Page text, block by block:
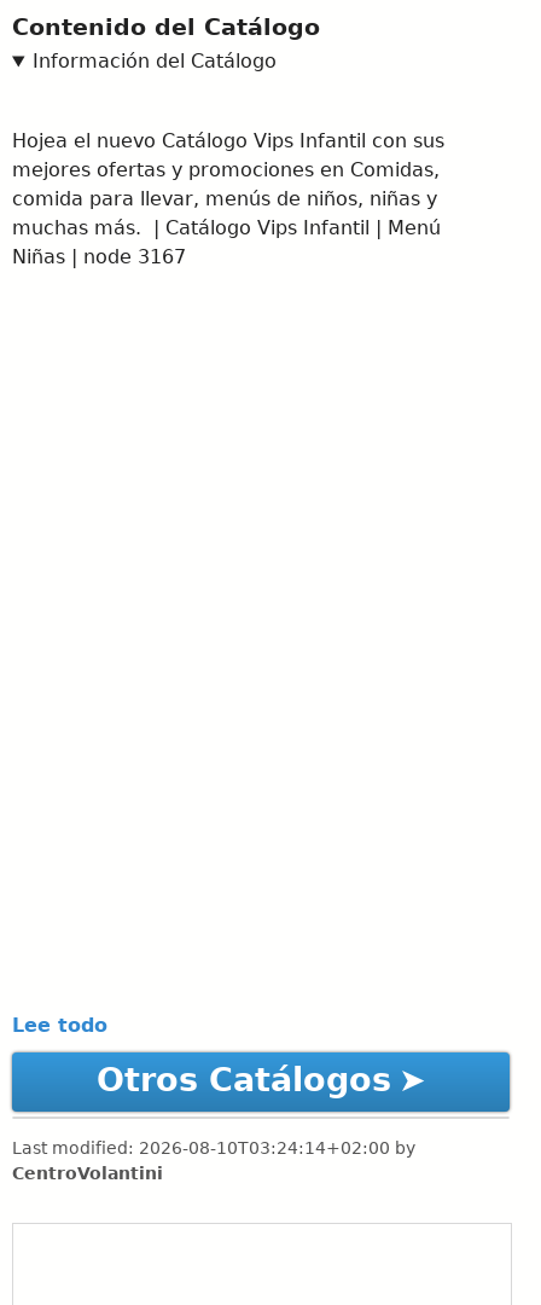
Contenido del Catálogo
Información del Catálogo
Hojea el nuevo Catálogo Vips Infantil con sus
mejores ofertas y promociones en Comidas,
comida para llevar, menús de niños, niñas y
muchas más. | Catálogo Vips Infantil | Menú
Niñas | node 3167
Lee todo
Otros Catálogos
Last modified: 2026-08-10T03:24:14+02:00 by
CentroVolantini